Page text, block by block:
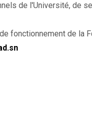
de l'Université, de
fonctionnement de la